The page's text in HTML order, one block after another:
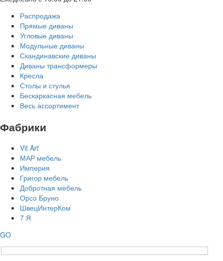
Распродажа
Прямые диваны
Угловые диваны
Модульные диваны
Скандинавские диваны
Диваны трансформеры
Кресла
Столы и стулья
Бескаркасная мебель
Весь ассортимент
Фабрики
Vit Art
МАР мебель
Империя
Григор мебель
Добротная мебель
Орсо Бруно
ШвецИнтерКом
7 Я
GO